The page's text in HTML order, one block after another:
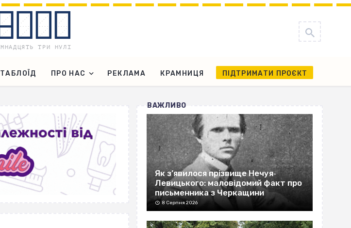
ТАБЛОЇД ПРО НАС РЕКЛАМА КРАМНИЦЯ ПІДТРИМАТИ ПРОЄКТ
ВАЖЛИВО
Як з’явилося прізвище Нечуя‐
Левицького: маловідомий факт про
письменника з Черкащини
8 Серпня 2026